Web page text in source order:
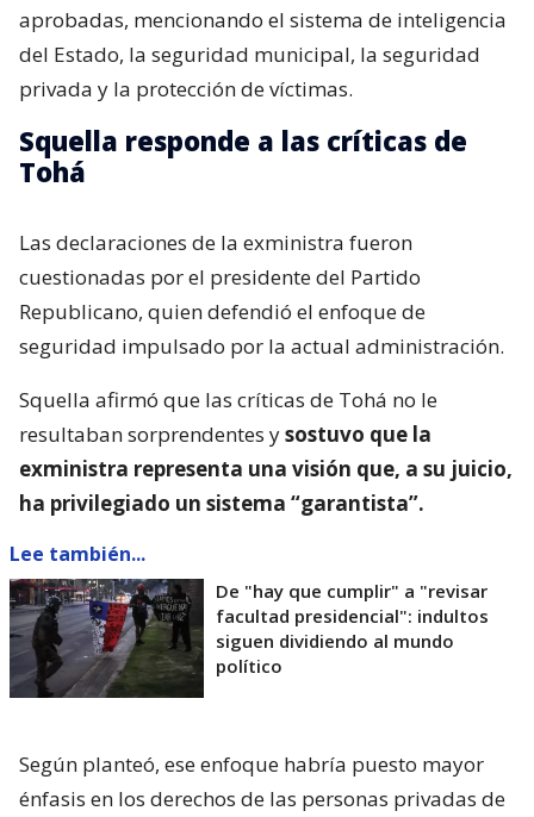
aprobadas, mencionando el sistema de inteligencia
del Estado, la seguridad municipal, la seguridad
privada y la protección de víctimas.
Squella responde a las críticas de
Tohá
Las declaraciones de la exministra fueron
cuestionadas por el presidente del Partido
Republicano, quien defendió el enfoque de
seguridad impulsado por la actual administración.
Squella afirmó que las críticas de Tohá no le
resultaban sorprendentes ysostuvo que la
exministra representa una visión que, a su juicio,
ha privilegiado un sistema “garantista”.
Lee también...
De "hay que cumplir" a "revisar
facultad presidencial": indultos
siguen dividiendo al mundo
político
Según planteó, ese enfoque habría puesto mayor
énfasis en los derechos de las personas privadas de